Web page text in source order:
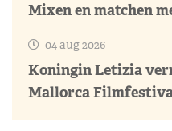
Mixen en matchen
04 aug 2026
Koningin Letizia
Mallorca